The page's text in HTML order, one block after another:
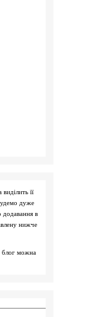
її
дуже
додавання в
нижче
блог можна